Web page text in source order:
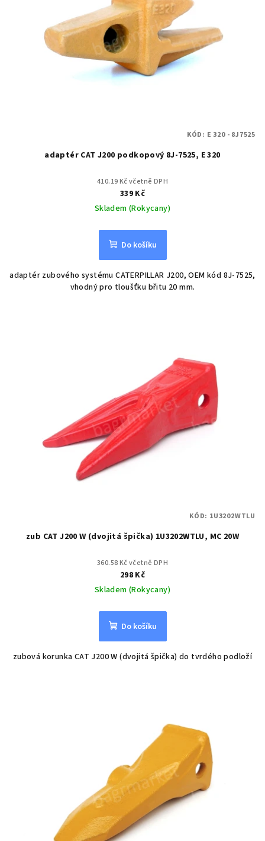
adaptér CAT J200 podkopový 8J-7525, E 320
410.19 Kč včetně DPH
339 Kč
Skladem (Rokycany)
Do košíku
adaptér zubového systému CATERPILLAR J200, OEM kód 8J-7525,
vhodný pro tloušťku břitu 20 mm.
KÓD: E 320 - 8J7525
zub CAT J200 W (dvojitá špička) 1U3202WTLU, MC 20W
360.58 Kč včetně DPH
298 Kč
Skladem (Rokycany)
Do košíku
zubová korunka CAT J200 W (dvojitá špička) do tvrdého podloží
KÓD: 1U3202WTLU